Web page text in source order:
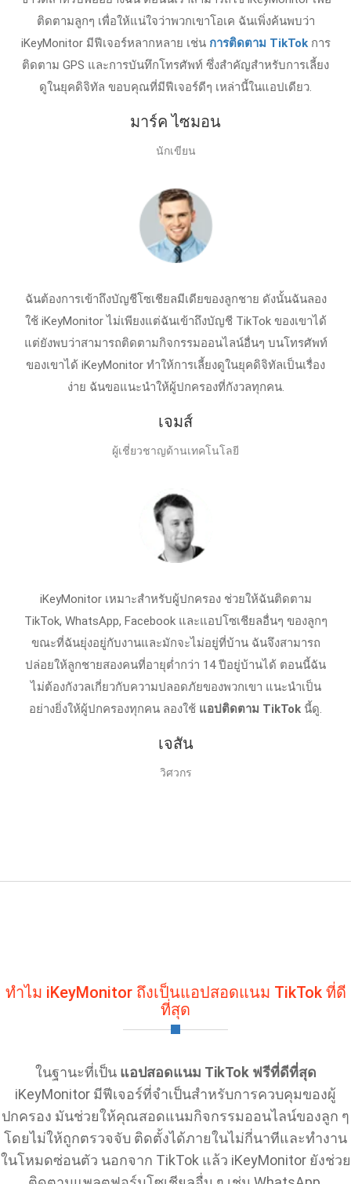
ติดตามลูกๆ เพื่อให้แน่ใจว่าพวกเขาโอเค ฉันเพิ่งค้นพบว่า
iKeyMonitor มีฟีเจอร์หลากหลาย เช่น การติดตาม TikTokการ
ติดตาม GPS และการบันทึกโทรศัพท์ ซึ่งสำคัญสำหรับการเลี้ยง
ดูในยุคดิจิทัล ขอบคุณที่มีฟีเจอร์ดีๆ เหล่านี้ในแอปเดียว.
มาร์ค ไซมอน
นักเขียน
ฉันต้องการเข้าถึงบัญชีโซเชียลมีเดียของลูกชาย ดังนั้นฉันลอง
ใช้ iKeyMonitor ไม่เพียงแต่ฉันเข้าถึงบัญชี TikTok ของเขาได้
แต่ยังพบว่าสามารถติดตามกิจกรรมออนไลน์อื่นๆ บนโทรศัพท์
ของเขาได้ iKeyMonitor ทำให้การเลี้ยงดูในยุคดิจิทัลเป็นเรื่อง
ง่าย ฉันขอแนะนำให้ผู้ปกครองที่กังวลทุกคน.
เจมส์
ผู้เชี่ยวชาญด้านเทคโนโลยี
iKeyMonitor เหมาะสำหรับผู้ปกครอง ช่วยให้ฉันติดตาม
TikTok, WhatsApp, Facebook และแอปโซเชียลอื่นๆ ของลูกๆ
ขณะที่ฉันยุ่งอยู่กับงานและมักจะไม่อยู่ที่บ้าน ฉันจึงสามารถ
ปล่อยให้ลูกชายสองคนที่อายุต่ำกว่า 14 ปีอยู่บ้านได้ ตอนนี้ฉัน
ไม่ต้องกังวลเกี่ยวกับความปลอดภัยของพวกเขา แนะนำเป็น
อย่างยิ่งให้ผู้ปกครองทุกคน ลองใช้ แอปติดตาม TikTok นี้ดู.
เจสัน
วิศวกร
ทำไม iKeyMonitor ถึงเป็นแอปสอดแนม TikTok ที่ดี
ที่สุด
ในฐานะที่เป็น แอปสอดแนม TikTok ฟรีที่ดีที่สุด
iKeyMonitor มีฟีเจอร์ที่จำเป็นสำหรับการควบคุมของผู้
ปกครอง มันช่วยให้คุณสอดแนมกิจกรรมออนไลน์ของลูก ๆ
โดยไม่ให้ถูกตรวจจับ ติดตั้งได้ภายในไม่กี่นาทีและทำงาน
ในโหมดซ่อนตัว นอกจาก TikTok แล้ว iKeyMonitor ยังช่วย